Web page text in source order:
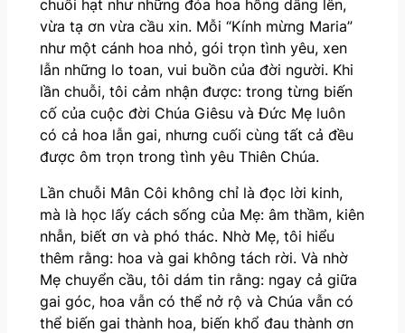
chuỗi hạt như những đóa hoa hồng dâng lên,
vừa tạ ơn vừa cầu xin. Mỗi “Kính mừng Maria”
như một cánh hoa nhỏ, gói trọn tình yêu, xen
lẫn những lo toan, vui buồn của đời người. Khi
lần chuỗi, tôi cảm nhận được: trong từng biến
cố của cuộc đời Chúa Giêsu và Đức Mẹ luôn
có cả hoa lẫn gai, nhưng cuối cùng tất cả đều
được ôm trọn trong tình yêu Thiên Chúa.
Lần chuỗi Mân Côi không chỉ là đọc lời kinh,
mà là học lấy cách sống của Mẹ: âm thầm, kiên
nhẫn, biết ơn và phó thác. Nhờ Mẹ, tôi hiểu
thêm rằng: hoa và gai không tách rời. Và nhờ
Mẹ chuyển cầu, tôi dám tin rằng: ngay cả giữa
gai góc, hoa vẫn có thể nở rộ và Chúa vẫn có
thể biến gai thành hoa, biến khổ đau thành ơn